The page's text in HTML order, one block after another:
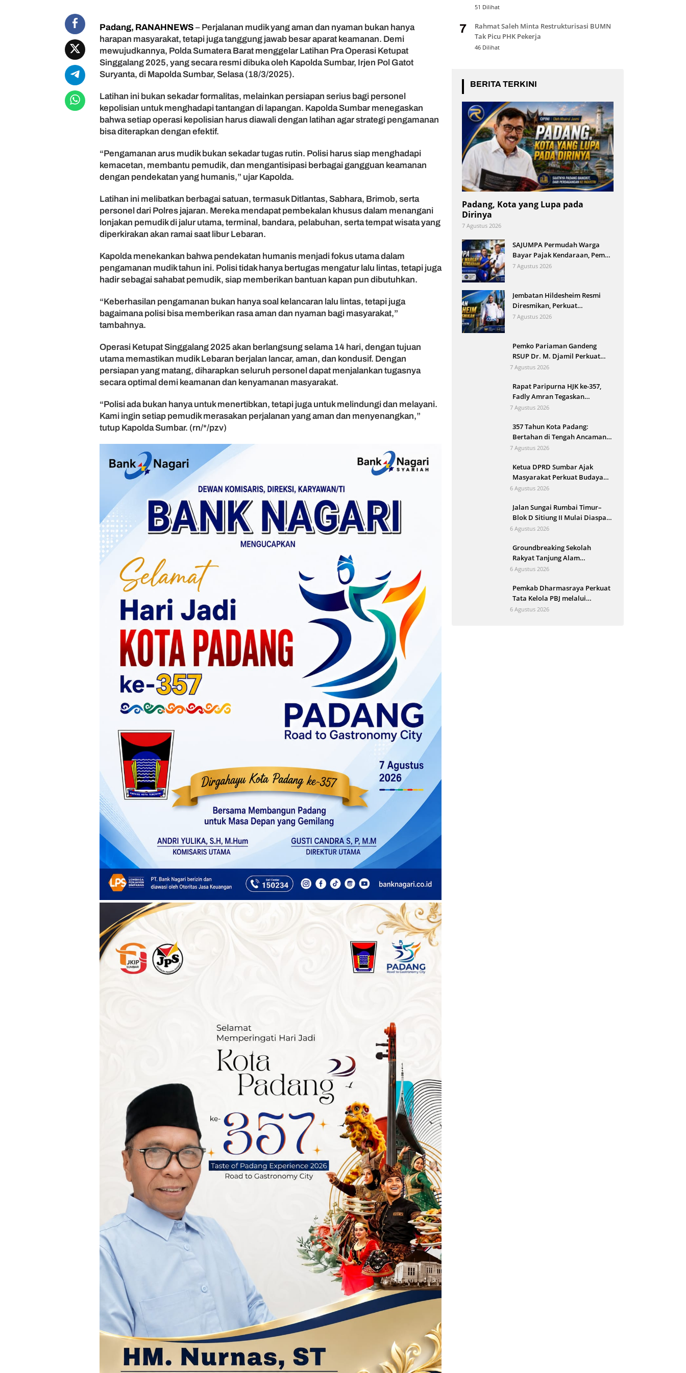
e
r
s
a
p
a
d
i
G
r
T
r
d
e
p
n
n
a
m
a
a
e
b
r
a
n
Padang, RANAHNEWS – Perjalanan mudik yang aman dan nyaman bukan hanya
harapan masyarakat, tetapi juga tanggung jawab besar aparat keamanan. Demi
mewujudkannya, Polda Sumatera Barat menggelar Latihan Pra Operasi Ketupat
Singgalang 2025, yang secara resmi dibuka oleh Kapolda Sumbar, Irjen Pol Gatot
Suryanta, di Mapolda Sumbar, Selasa (18/3/2025).
Latihan ini bukan sekadar formalitas, melainkan persiapan serius bagi personel
kepolisian untuk menghadapi tantangan di lapangan. Kapolda Sumbar menegaskan
bahwa setiap operasi kepolisian harus diawali dengan latihan agar strategi pengamanan
bisa diterapkan dengan efektif.
“Pengamanan arus mudik bukan sekadar tugas rutin. Polisi harus siap menghadapi
kemacetan, membantu pemudik, dan mengantisipasi berbagai gangguan keamanan
dengan pendekatan yang humanis,” ujar Kapolda.
Latihan ini melibatkan berbagai satuan, termasuk Ditlantas, Sabhara, Brimob, serta
personel dari Polres jajaran. Mereka mendapat pembekalan khusus dalam menangani
lonjakan pemudik di jalur utama, terminal, bandara, pelabuhan, serta tempat wisata yang
diperkirakan akan ramai saat libur Lebaran.
Kapolda menekankan bahwa pendekatan humanis menjadi fokus utama dalam
pengamanan mudik tahun ini. Polisi tidak hanya bertugas mengatur lalu lintas, tetapi juga
hadir sebagai sahabat pemudik, siap memberikan bantuan kapan pun dibutuhkan.
“Keberhasilan pengamanan bukan hanya soal kelancaran lalu lintas, tetapi juga
bagaimana polisi bisa memberikan rasa aman dan nyaman bagi masyarakat,”
tambahnya.
Operasi Ketupat Singgalang 2025 akan berlangsung selama 14 hari, dengan tujuan
utama memastikan mudik Lebaran berjalan lancar, aman, dan kondusif. Dengan
persiapan yang matang, diharapkan seluruh personel dapat menjalankan tugasnya
secara optimal demi keamanan dan kenyamanan masyarakat.
“Polisi ada bukan hanya untuk menertibkan, tetapi juga untuk melindungi dan melayani.
Kami ingin setiap pemudik merasakan perjalanan yang aman dan menyenangkan,”
tutup Kapolda Sumbar. (rn/*/pzv)
51 Dilihat
7
Rahmat Saleh Minta Restrukturisasi BUMN
Tak Picu PHK Pekerja
46 Dilihat
BERITA TERKINI
Padang, Kota yang Lupa pada
Dirinya
7 Agustus 2026
SAJUMPA Permudah Warga
Bayar Pajak Kendaraan, Pemko
Pariaman Jemput Bola
7 Agustus 2026
Jembatan Hildesheim Resmi
Diresmikan, Perkuat
Persahabatan Padang dan Kota
7 Agustus 2026
Pemko Pariaman Gandeng
RSUP Dr. M. Djamil Perkuat
Tata Kelola dan Mutu Layanan
7 Agustus 2026
Rapat Paripurna HJK ke-357,
Fadly Amran Tegaskan
Transformasi Ekonomi Jadi
7 Agustus 2026
357 Tahun Kota Padang:
Bertahan di Tengah Ancaman
Bencana dan Arus Modernisasi
7 Agustus 2026
Ketua DPRD Sumbar Ajak
Masyarakat Perkuat Budaya
Kewaspadaan Dini demi
6 Agustus 2026
Jalan Sungai Rumbai Timur–
Blok D Sitiung II Mulai Diaspal,
Kerusakan Belasan Tahun
6 Agustus 2026
Groundbreaking Sekolah
Rakyat Tanjung Alam
Ditargetkan September, Bupati
Indonesia
6 Agustus 2026
Pemkab Dharmasraya Perkuat
Tata Kelola PBJ melalui
Sosialisasi Regulasi dan
6 Agustus 2026